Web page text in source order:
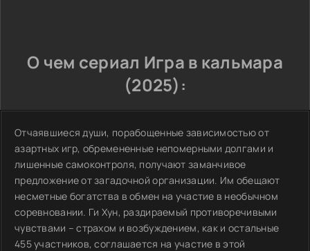
О чем сериал Игра в кальмара
(2025):
Отчаявшиеся души, порабощенные зависимостью от
азартных игр, обремененные непомерными долгами и
лишенные самоконтроля, получают заманчивое
предложение от загадочной организации. Им обещают
несметные богатства в обмен на участие в необычном
соревновании. Ги Хун, раздираемый противоречивыми
чувствами – страхом и возбуждением, как и остальные
455 участников, соглашается на участие в этой